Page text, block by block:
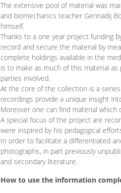
The extensive pool of material was
and biomechanics teacher Gennadij
himself.
Thanks to a one year project funding
record and secure the material by
complete holdings available in the
is to make as much of this material
parties involved.
At the core of the collection is a
recordings provide a unique insight
Moreover one can find material
A special focus of the project are
were inspired by his pedagogical
In order to facilitate a differentiated
photographs, in part previously
and secondary literature.
How to use the information